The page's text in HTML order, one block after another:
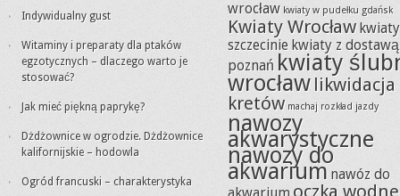
Indywidualny gust
Witaminy i preparaty dla ptaków
egzotycznych – dlaczego warto je
stosować?
Jak mieć piękną paprykę?
Dżdżownice w ogrodzie. Dżdżownice
kalifornijskie – hodowla
Ogród francuski – charakterystyka
wrocław kwiaty w pudełku gdańsk
Kwiaty Wrocław
szczecinie kwiaty z dostawą
poznań kwiaty
wrocław likwidacja
kretów machaj rozkład jazdy
nawozy
akwarystyczne
nawozy do
akwarium nawóz do
oczka wodne